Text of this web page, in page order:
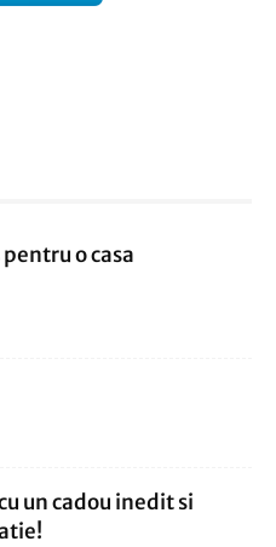
o casa
un cadou inedit si